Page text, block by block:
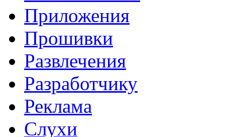
Приложения
Прошивки
Развлечения
Разработчику
Реклама
Слухи